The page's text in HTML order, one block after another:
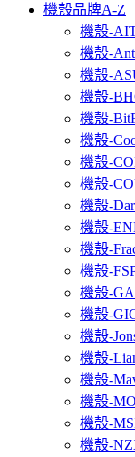
機殼品牌A-Z
機殼-
機殼-
機殼-
機殼-
機殼-
機殼-
機殼-
機殼-
機殼-
機殼-
機殼-
機殼-
機殼-
機殼-
機殼-
機殼-
機殼-
機殼-
機殼-
機殼-